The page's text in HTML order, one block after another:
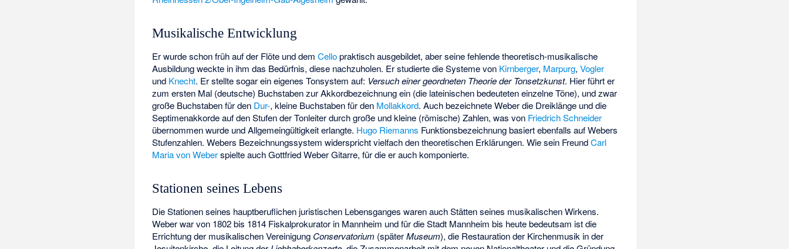
Musikalische Entwicklung
Er wurde schon früh auf der Flöte und demCellopraktisch ausgebildet, aber seine fehlende theoretisch-musikalische
Ausbildung weckte in ihm das Bedürfnis, diese nachzuholen. Er studierte die Systeme von Kirnberger, Marpurg,Vogler
und Knecht. Er stellte sogar ein eigenes Tonsystem auf: Versuch einer geordneten Theorie der Tonsetzkunst. Hier führt er
zum ersten Mal (deutsche) Buchstaben zur Akkordbezeichnung ein (die lateinischen bedeuteten einzelne Töne), und zwar
große Buchstaben für den Dur-, kleine Buchstaben für den Mollakkord. Auch bezeichnete Weber die Dreiklänge und die
Septimenakkorde auf den Stufen der Tonleiter durch große und kleine (römische) Zahlen, was von Friedrich Schneider
übernommen wurde und Allgemeingültigkeit erlangte. Hugo Riemanns Funktionsbezeichnung basiert ebenfalls auf Webers
Stufenzahlen. Webers Bezeichnungssystem widerspricht vielfach den theoretischen Erklärungen. Wie sein FreundCarl
Maria von Weberspielte auch Gottfried Weber Gitarre, für die er auch komponierte.
Stationen seines Lebens
Die Stationen seines hauptberuflichen juristischen Lebensganges waren auch Stätten seines musikalischen Wirkens.
Weber war von 1802 bis 1814 Fiskalprokurator in Mannheim und für die Stadt Mannheim bis heute bedeutsam ist die
Errichtung der musikalischen Vereinigung Conservatorium (späterMuseum), die Restauration der Kirchenmusik in der